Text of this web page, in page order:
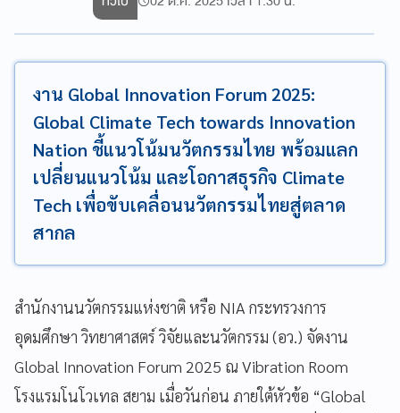
งาน Global Innovation Forum 2025:
Global Climate Tech towards Innovation
Nation ชี้แนวโน้มนวัตกรรมไทย พร้อมแลก
เปลี่ยนแนวโน้ม และโอกาสธุรกิจ Climate
Tech เพื่อขับเคลื่อนนวัตกรรมไทยสู่ตลาด
สากล
สำนักงานนวัตกรรมแห่งชาติ หรือ NIA กระทรวงการ
อุดมศึกษา วิทยาศาสตร์ วิจัยและนวัตกรรม (อว.) จัดงาน
Global Innovation Forum 2025 ณ​ Vibration Room
โรงแรมโนโวเทล สยาม เมื่อวันก่อน ภายใต้หัวข้อ “Global